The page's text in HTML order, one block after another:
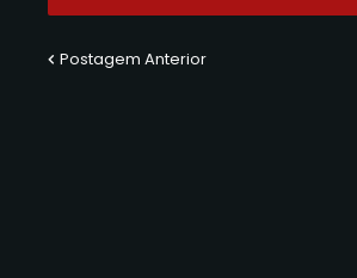
Postagem Anterior